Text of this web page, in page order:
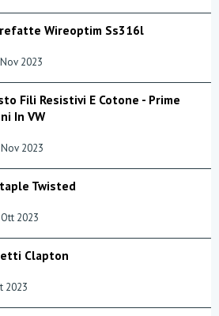
Wireoptim Ss316l
2023
Fili Resistivi E Cotone - Prime
In VW
2023
Twisted
2023
Clapton
2023